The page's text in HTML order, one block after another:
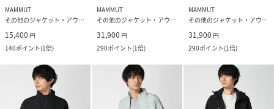
MAMMUT
その他のジャケット・アウター
15,400 円
140ポイント(1倍)
MAMMUT
その他のジャケット・アウター
31,900 円
290ポイント(1倍)
MAMMUT
その他のジャケット・アウター
31,900 円
290ポイント(1倍)